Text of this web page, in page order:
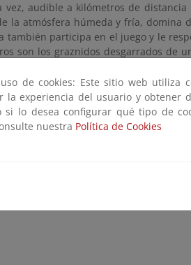
vez, audible a kilómetros de
la atmósfera húmeda y fría, domina
también participa en el juego y le
son los graznidos desgarrados de
0:00
de cookies: Este sitio web utiliza
la experiencia del usuario y obtener
si lo desea configurar qué tipo de
nuestra Política de Cookies